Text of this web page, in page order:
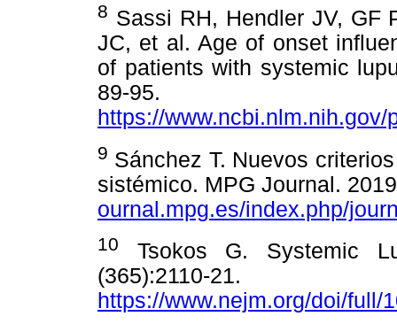
8 Sassi RH, Hendler JV, GF
JC, et al. Age of onset
of patients with systemic
89-95.
https://www.ncbi.nlm.nih.gov/
9 Sánchez T. Nuevos
sistémico. MPG Journal.
ournal.mpg.es/index.php/
10
Tsokos G. Systemic
(365):2110-
https://www.nejm.org/doi/full/